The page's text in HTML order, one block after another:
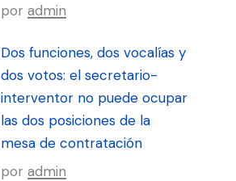
por admin
Dos funciones, dos vocalías y
dos votos: el secretario-
interventor no puede ocupar
las dos posiciones de la
mesa de contratación
por admin